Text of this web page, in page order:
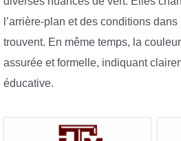
l’arrière-plan et des conditions
trouvent. En même temps, la
assurée et formelle, indiquant
éducative.